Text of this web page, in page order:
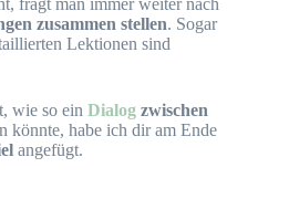
zusammen stellen. Sogar
Lektionen sind
wie so ein Dialog zwischen
könnte, habe ich dir am Ende
angefügt.